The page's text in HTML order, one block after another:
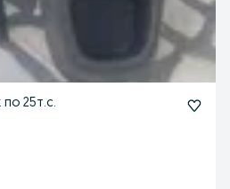
25т.с.